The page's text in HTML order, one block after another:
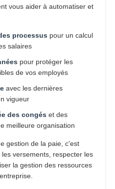
vous aider à automatiser et
processus pour un calcul
salaires
pour protéger les
de vos employés
avec les dernières
vigueur
des congés et des
meilleure organisation
gestion de la paie, c'est
versements, respecter les
la gestion des ressources